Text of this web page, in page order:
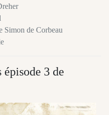
Simon de Corbeau
3 de